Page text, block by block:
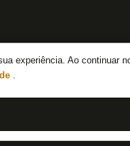
experiência. Ao continuar
.
Botafogo